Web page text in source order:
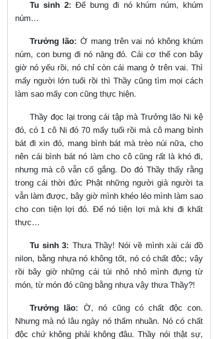
Tu sinh 2: Để bưng đi nó khúm núm, khúm
núm…​
Trưởng lão: Ờ mang trên vai nó không khúm
núm, con bưng đi nó nặng đó. Cái cơ thể con bây
giờ nó yếu rồi, nó chỉ còn cái mang ở trên vai. Thì
mấy người lớn tuổi rồi thì Thầy cũng tìm mọi cách
làm sao mấy con cũng thực hiện.
Thầy đọc lại trong cái tập mà Trưởng lão Ni kệ
đó, có 1 cô Ni đó 70 mấy tuổi rồi mà cô mang bình
bát đi xin đó, mang bình bát mà trèo núi nữa, cho
nên cái bình bát nó làm cho cô cũng rất là khó đi,
nhưng mà cô vẫn cố gắng. Do đó Thầy thấy rằng
trong cái thời đức Phật những người già người ta
vẫn làm được, bây giờ mình khéo léo mình làm sao
cho con tiện lợi đó. Để nó tiện lợi mà khi đi khất
thực…​
Tu sinh 3: Thưa Thầy! Nói về mình xài cái đồ
nilon, bằng nhựa nó không tốt, nó có chất độc; vậy
rồi bây giờ những cái túi nhỏ nhỏ mình đựng từ
món, từ món đó cũng bằng nhựa vậy thưa Thầy?!
Trưởng lão:
Ờ, nó cũng có chất độc con.
Nhưng mà nó lâu ngày nó thấm nhuần. Nó có chất
độc chứ không phải không đâu. Thầy nói thật sự,